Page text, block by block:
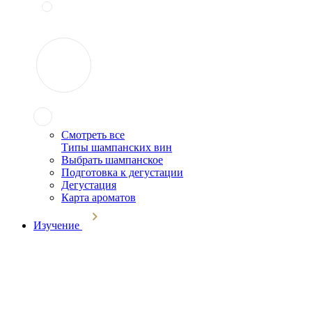
Смотреть все
Типы шампанских вин
Выбрать шампанское
Подготовка к дегустации
Дегустация
Карта ароматов
Изучение